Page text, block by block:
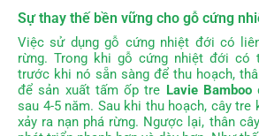
Sự thay thế bền vững cho gỗ cứng
Việc sử dụng gỗ cứng nhiệt đới có
rừng. Trong khi gỗ cứng nhiệt đới có
trước khi nó sẵn sàng để thu hoạch,
để sản xuất tấm ốp tre Lavie Bamboo
sau 4-5 năm. Sau khi thu hoạch, cây tre
xảy ra nạn phá rừng. Ngược lại, thân